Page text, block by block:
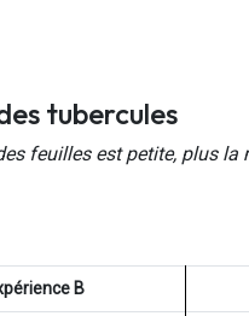
tubercules
feuilles est petite, plus la
B